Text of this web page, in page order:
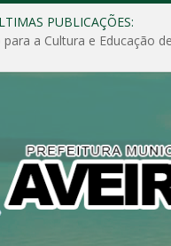
PUBLICAÇÕES:
a Cultura e Educação